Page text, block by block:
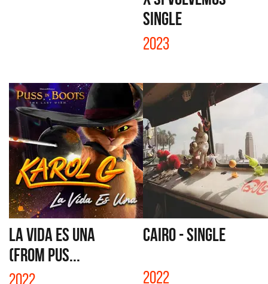
SINGLE
2023
LA VIDA ES UNA
(FROM PUS...
2022
CAIRO - SINGLE
2022